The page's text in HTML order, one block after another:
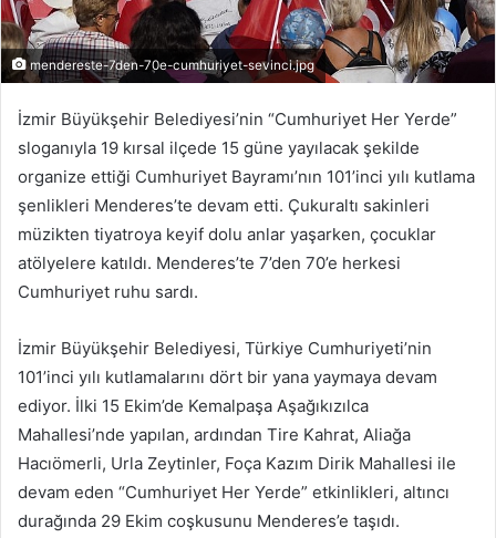
mendereste-7den-70e-cumhuriyet-sevinci.jpg
İzmir Büyükşehir Belediyesi’nin “Cumhuriyet Her Yerde”
sloganıyla 19 kırsal ilçede 15 güne yayılacak şekilde
organize ettiği Cumhuriyet Bayramı’nın 101’inci yılı kutlama
şenlikleri Menderes’te devam etti. Çukuraltı sakinleri
müzikten tiyatroya keyif dolu anlar yaşarken, çocuklar
atölyelere katıldı. Menderes’te 7’den 70’e herkesi
Cumhuriyet ruhu sardı.
İzmir Büyükşehir Belediyesi, Türkiye Cumhuriyeti’nin
101’inci yılı kutlamalarını dört bir yana yaymaya devam
ediyor. İlki 15 Ekim’de Kemalpaşa Aşağıkızılca
Mahallesi’nde yapılan, ardından Tire Kahrat, Aliağa
Hacıömerli, Urla Zeytinler, Foça Kazım Dirik Mahallesi ile
devam eden “Cumhuriyet Her Yerde” etkinlikleri, altıncı
durağında 29 Ekim coşkusunu Menderes’e taşıdı.